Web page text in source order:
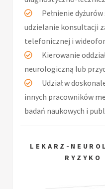
Pełnienie
udzielanie konsultacji
telefonicznej i
Kierowanie
neurologiczną lub
Udział w
innych pracowników
badań naukowych i
LEKARZ-
RYZYKO